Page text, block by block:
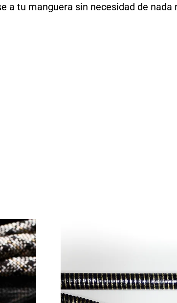
a tu manguera sin necesidad de